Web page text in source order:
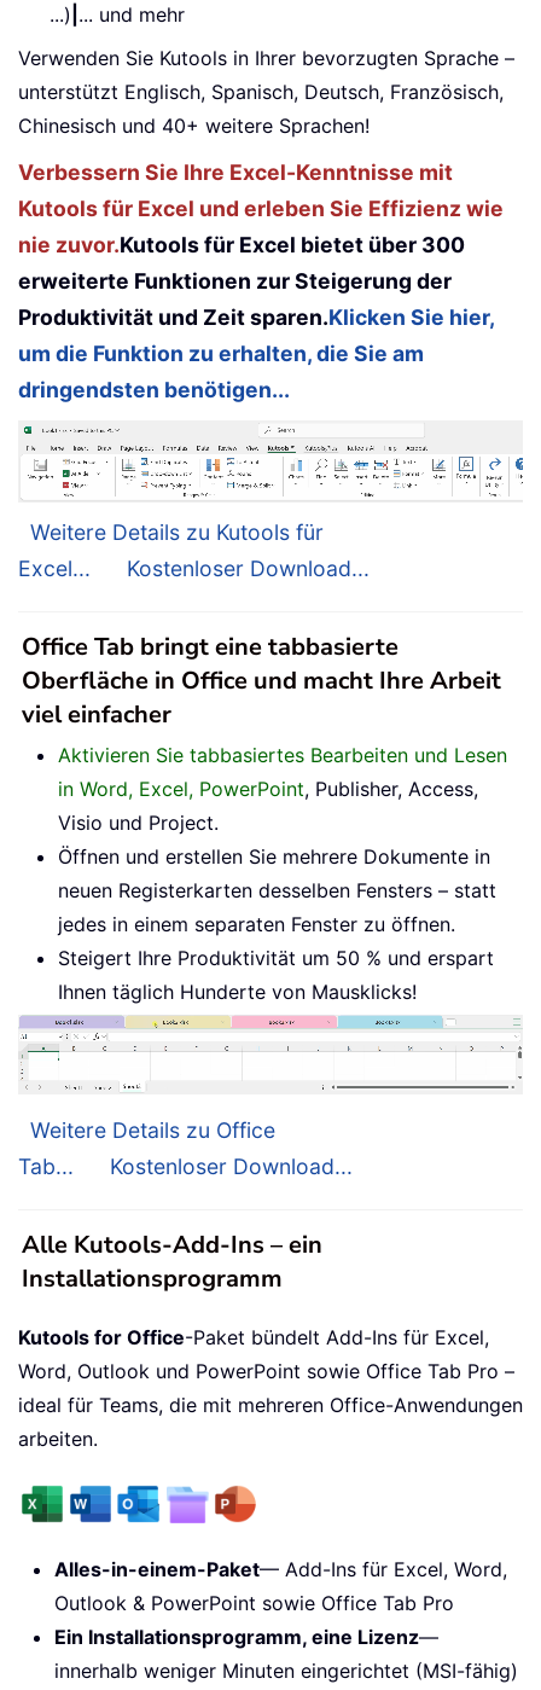
...) ... und mehr
Verwenden Sie Kutools in Ihrer bevorzugten Sprache –
unterstützt Englisch, Spanisch, Deutsch, Französisch,
Chinesisch und 40+ weitere Sprachen!
Verbessern Sie Ihre Excel-Kenntnisse mit
Kutools für Excel und erleben Sie Effizienz wie
nie zuvor.Kutools für Excel bietet über 300
erweiterte Funktionen zur Steigerung der
Produktivität und Zeit sparen.Klicken Sie hier,
um die Funktion zu erhalten, die Sie am
dringendsten benötigen...
Weitere Details zu Kutools für
Excel...
Kostenloser Download...
Office Tab bringt eine tabbasierte
Oberfläche in Office und macht Ihre Arbeit
viel einfacher
Aktivieren Sie tabbasiertes Bearbeiten und Lesen
in Word, Excel, PowerPoint, Publisher, Access,
Visio und Project.
Öffnen und erstellen Sie mehrere Dokumente in
neuen Registerkarten desselben Fensters – statt
jedes in einem separaten Fenster zu öffnen.
Steigert Ihre Produktivität um 50 % und erspart
Ihnen täglich Hunderte von Mausklicks!
Weitere Details zu Office
Tab...
Kostenloser Download...
Alle Kutools-Add-Ins – ein
Installationsprogramm
Kutools for Office-Paket bündelt Add-Ins für Excel,
Word, Outlook und PowerPoint sowie Office Tab Pro –
ideal für Teams, die mit mehreren Office-Anwendungen
arbeiten.
Alles-in-einem-Paket— Add-Ins für Excel, Word,
Outlook & PowerPoint sowie Office Tab Pro
Ein Installationsprogramm, eine Lizenz—
innerhalb weniger Minuten eingerichtet (MSI-fähig)